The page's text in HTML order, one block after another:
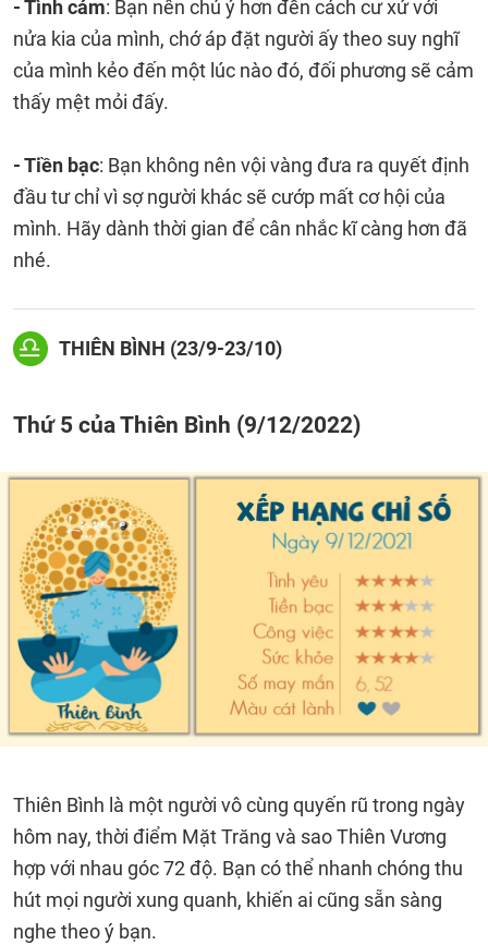
- Tình cảm: Bạn nên chú ý hơn đến cách cư xử với
nửa kia của mình, chớ áp đặt người ấy theo suy nghĩ
của mình kẻo đến một lúc nào đó, đối phương sẽ cảm
thấy mệt mỏi đấy.
- Tiền bạc: Bạn không nên vội vàng đưa ra quyết định
đầu tư chỉ vì sợ người khác sẽ cướp mất cơ hội của
mình. Hãy dành thời gian để cân nhắc kĩ càng hơn đã
nhé.
THIÊN BÌNH (23/9-23/10)
Thứ 5 của Thiên Bình (9/12/2022)
Thiên Bình là một người vô cùng quyến rũ trong ngày
hôm nay, thời điểm Mặt Trăng và sao Thiên Vương
hợp với nhau góc 72 độ. Bạn có thể nhanh chóng thu
hút mọi người xung quanh, khiến ai cũng sẵn sàng
nghe theo ý bạn.